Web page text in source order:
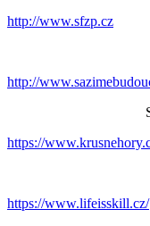
http://www.sfzp.cz
http://
https://
https://www.lifeisskill.cz/